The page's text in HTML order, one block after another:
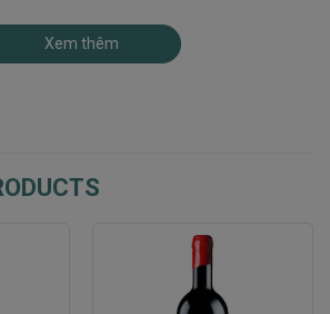
rượu đậm đà hơn, cấu trúc dày dặn
Superiore
Ba Giống Nho Thượng Hạng
Sofia Ripasso Valpolicella
từ ba giống nho cổ điển
Xem thêm